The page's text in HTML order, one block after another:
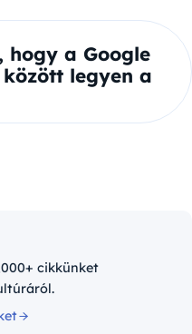
a Google
legyen a
cikkünket